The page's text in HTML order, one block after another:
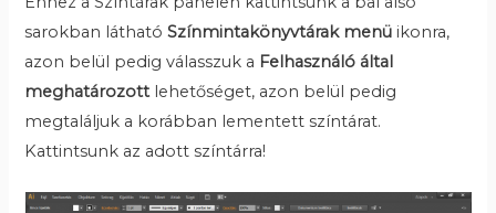
sarokban láthatóSzínmintakönyvtárak menü ikonra,
azon belül pedig válasszuk a Felhasználó által
meghatározott lehetőséget, azon belül pedig
megtaláljuk a korábban lementett színtárat.
Kattintsunk az adott színtárra!